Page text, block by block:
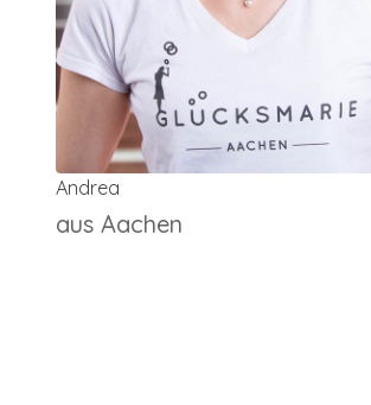
Andrea
aus Aachen